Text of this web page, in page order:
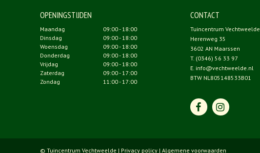
OPENINGSTIJDEN
Maandag
09:00 - 18:00
Dinsdag
09:00 - 18:00
Woensdag
09:00 - 18:00
Donderdag
09:00 - 18:00
Vrijdag
09:00 - 18:00
Zaterdag
09:00 - 17:00
Zondag
11:00 - 17:00
CONTACT
Tuincentrum Vechtweelde
Herenweg 35
3602 AN Maarssen
T. (0346) 56 33 97
E. info@vechtweelde.nl
BTW NL805148533B01
© Tuincentrum Vechtweelde | Privacy policy | Algemene voorwaarden